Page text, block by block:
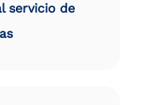
servicio de